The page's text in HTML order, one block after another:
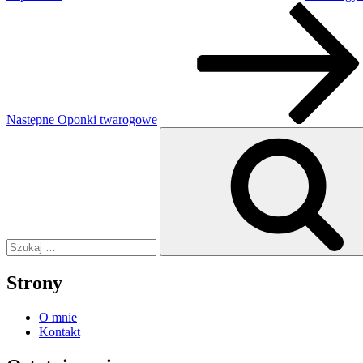
Następne Oponki twarogowe
Strony
O mnie
Kontakt